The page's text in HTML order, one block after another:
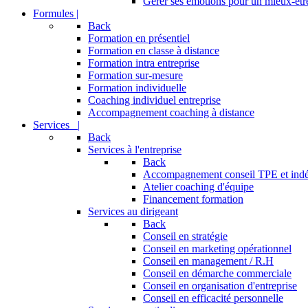
Formules |
Back
Formation en présentiel
Formation en classe à distance
Formation intra entreprise
Formation sur-mesure
Formation individuelle
Coaching individuel entreprise
Accompagnement coaching à distance
Services |
Back
Services à l'entreprise
Back
Accompagnement conseil TPE et
Atelier coaching d'équipe
Financement formation
Services au dirigeant
Back
Conseil en stratégie
Conseil en marketing opérationnel
Conseil en management / R.H
Conseil en démarche commerciale
Conseil en organisation d'entreprise
Conseil en efficacité personnelle